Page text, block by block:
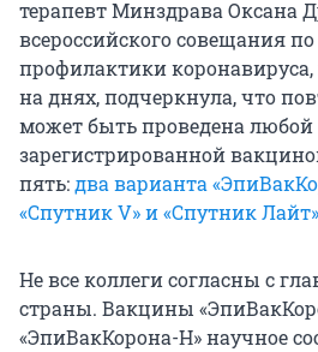
терапевт Минздрава Оксана
всероссийского совещания
профилактики коронавируса,
на днях, подчеркнула, что
может быть проведена любой
зарегистрированной
пять:два варианта
«Спутник V» и «Спутник Лайт»
Не все коллеги согласны с
страны. Вакцины
«ЭпиВакКорона-Н» научное